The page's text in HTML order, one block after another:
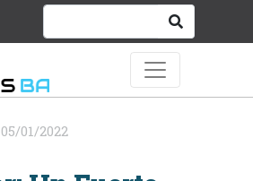
05/01/2022